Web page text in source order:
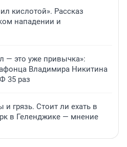
кислотой». Рассказ
нападении и
— это уже привычка»:
Владимира Никитина
35 раз
и грязь. Стоит ли ехать в
в Геленджике — мнение